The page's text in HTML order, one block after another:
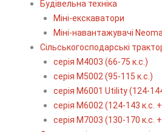
Будівельна техніка
Міні-екскаватори
Міні-навантажувачі
Сільськогосподарські
серія М4003 (66-75 к.с.)
серія М5002 (95-115 к.с.)
серія M6001 Utility (124-
серія М6002 (124-143 к.с.
серія М7003 (130-170 к.с.